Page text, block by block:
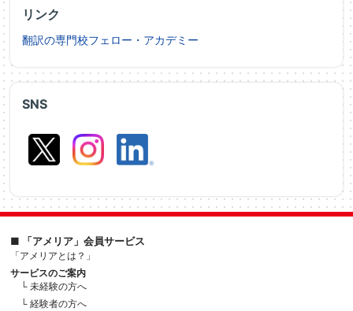
SNS
リンク
翻訳の専門校フェロー・アカデミー
■ 「アメリア」会員サービス
「アメリアとは？」
サービスのご案内
└ 未経験の方へ
└ 経験者の方へ